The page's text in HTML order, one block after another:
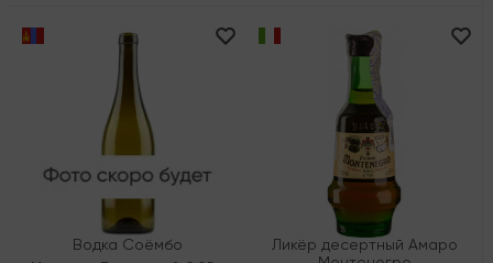
Водка Соёмбо
Ликёр десертный Амаро